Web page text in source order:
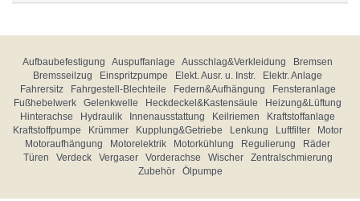
Aufbaubefestigung Auspuffanlage Ausschlag&Verkleidung
Bremsen
Bremsseilzug
Einspritzpumpe Elekt. Ausr. u. Instr.
Elektr. Anlage
Fahrersitz
Fahrgestell-Blechteile Federn&Aufhängung
Fensteranlage
Fußhebelwerk
Gelenkwelle Heckdeckel&Kastensäule
Heizung&Lüftung
Hinterachse
Hydraulik Innenausstattung Keilriemen
Kraftstoffanlage
Kraftstoffpumpe
Krümmer Kupplung&Getriebe Lenkung Luftfilter
Motor
Motoraufhängung
Motorelektrik Motorkühlung Regulierung
Räder
Türen
Verdeck Vergaser Vorderachse Wischer
Zentralschmierung
Zubehör
Ölpumpe